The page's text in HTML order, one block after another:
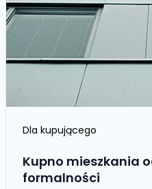
Dla kupującego
Kupno mieszkania
formalności